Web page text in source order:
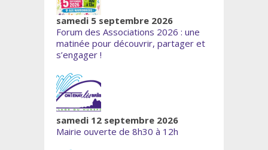
samedi 5 septembre 2026
Forum des Associations 2026 : une
matinée pour découvrir, partager et
s’engager !
samedi 12 septembre 2026
Mairie ouverte de 8h30 à 12h